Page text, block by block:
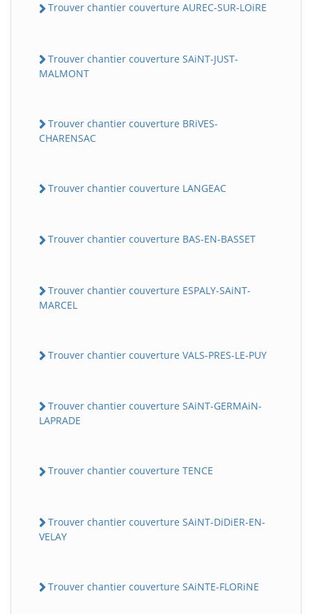
Trouver chantier couverture AUREC-SUR-LOiRE
Trouver chantier couverture SAiNT-JUST-
MALMONT
Trouver chantier couverture BRiVES-
CHARENSAC
Trouver chantier couverture LANGEAC
Trouver chantier couverture BAS-EN-BASSET
Trouver chantier couverture ESPALY-SAiNT-
MARCEL
Trouver chantier couverture VALS-PRES-LE-PUY
Trouver chantier couverture SAiNT-GERMAiN-
LAPRADE
Trouver chantier couverture TENCE
Trouver chantier couverture SAiNT-DiDiER-EN-
VELAY
Trouver chantier couverture SAiNTE-FLORiNE